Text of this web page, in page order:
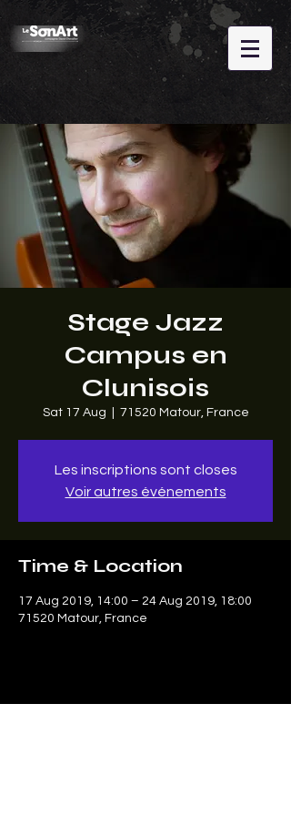
Stage Jazz
Campus en
Clunisois
Sat 17 Aug 71520 Matour, France
Les inscriptions sont closes
Voir autres événements
Time & Location
17 Aug 2019, 14:00 – 24 Aug 2019, 18:00
71520 Matour, France